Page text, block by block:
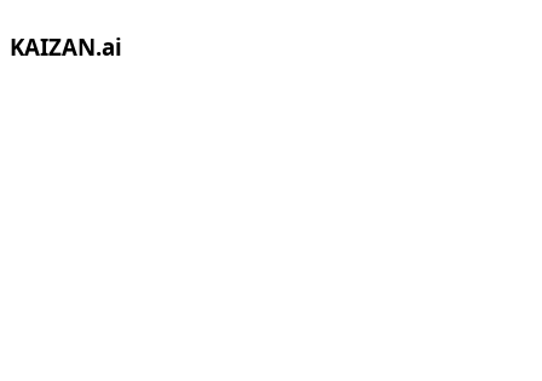
KAIZAN.ai